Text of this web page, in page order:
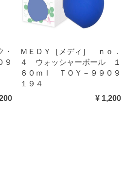
・
９
ＭＥＤＹ［メディ］ ｎｏ．
４ ウォッシャーボール １
６０ｍｌ ＴＯＹ－９９０９
１９４
¥ 1,200